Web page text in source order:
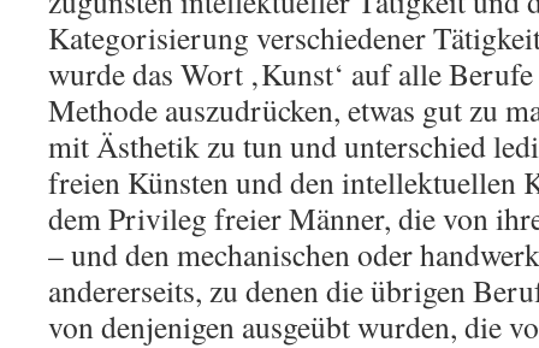
Kategorisierung verschiedener
wurde das Wort ‚Kunst‘ auf alle
Methode auszudrücken, etwas gut zu
mit Ästhetik zu tun und unterschied
freien Künsten und den intellektuellen
dem Privileg freier Männer, die von
– und den mechanischen oder
andererseits, zu denen die übrigen
von denjenigen ausgeübt wurden, die